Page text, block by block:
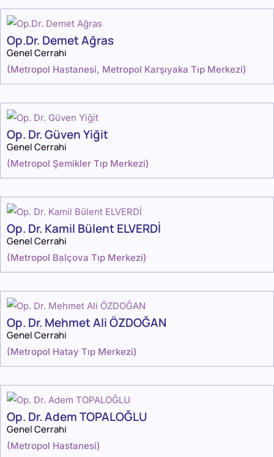
Op.Dr. Demet Ağras
Genel Cerrahi
(Metropol Hastanesi, Metropol Karşıyaka Tıp Merkezi)
Op. Dr. Güven Yiğit
Genel Cerrahi
(Metropol Şemikler Tıp Merkezi)
Op. Dr. Kamil Bülent ELVERDİ
Genel Cerrahi
(Metropol Balçova Tıp Merkezi)
Op. Dr. Mehmet Ali ÖZDOĞAN
Genel Cerrahi
(Metropol Hatay Tıp Merkezi)
Op. Dr. Adem TOPALOĞLU
Genel Cerrahi
(Metropol Hastanesi)